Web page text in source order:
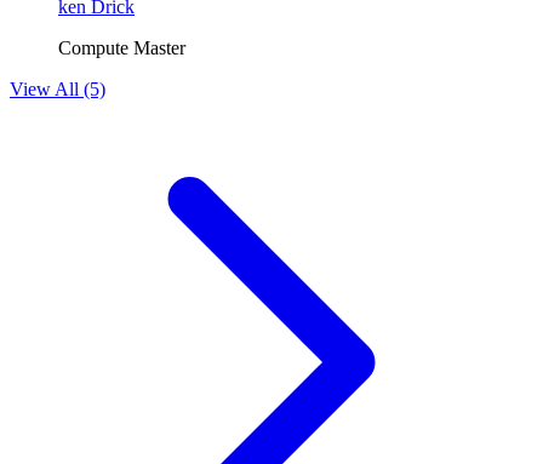
ken Drick
Compute Master
View All (5)